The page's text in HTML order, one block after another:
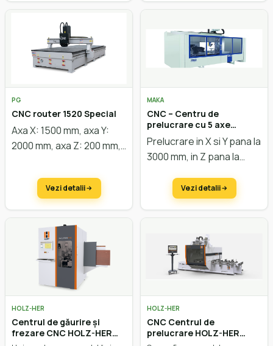
PG
CNC router 1520 Special
Axa X: 1500 mm, axa Y:
2000 mm, axa Z: 200 mm,
masă vacuum, putere
motor 6 kW. Configurare
la cerere.
Vezi detalii
MAKA
CNC – Centru de
prelucrare cu 5 axe
pentru lemn, plastic,
compozit, aluminiu MM7
Prelucrare in X si Y pana la
3000 mm, in Z pana la
Vezi detalii
HOLZ-HER
Centrul de găurire și
frezare CNC HOLZ-HER
HOLZ-HER
CNC Centrul de
prelucrare HOLZ-HER